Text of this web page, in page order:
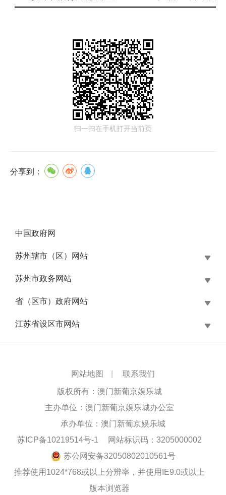
扫一扫在手机打开当前页
分享到：
中国政府网
苏州辖市（区）网站
苏州市政务网站
省（区市）政府网站
江苏省设区市网站
网站地图 联系我们
版权所有：澳门新葡京娱乐城
主办单位：澳门新葡京娱乐城办公室
承办单位：澳门新葡京娱乐城
苏ICP备10219514号-1
网站标识码：3205000002
苏公网安备32050802010561号
推荐使用1024*768或以上分辨率，并使用IE9.0或以上
版本浏览器